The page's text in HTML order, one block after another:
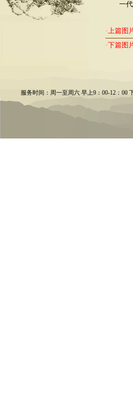
一
·上篇图
·下篇图
服务时间：周一至周六 早上9：00-12：00